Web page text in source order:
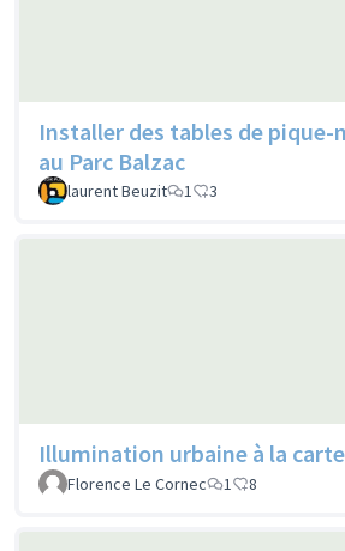
Installer des tables de pique-
au Parc Balzac
laurent Beuzit 1 3
Illumination urbaine à la carte
Florence Le Cornec
1 8